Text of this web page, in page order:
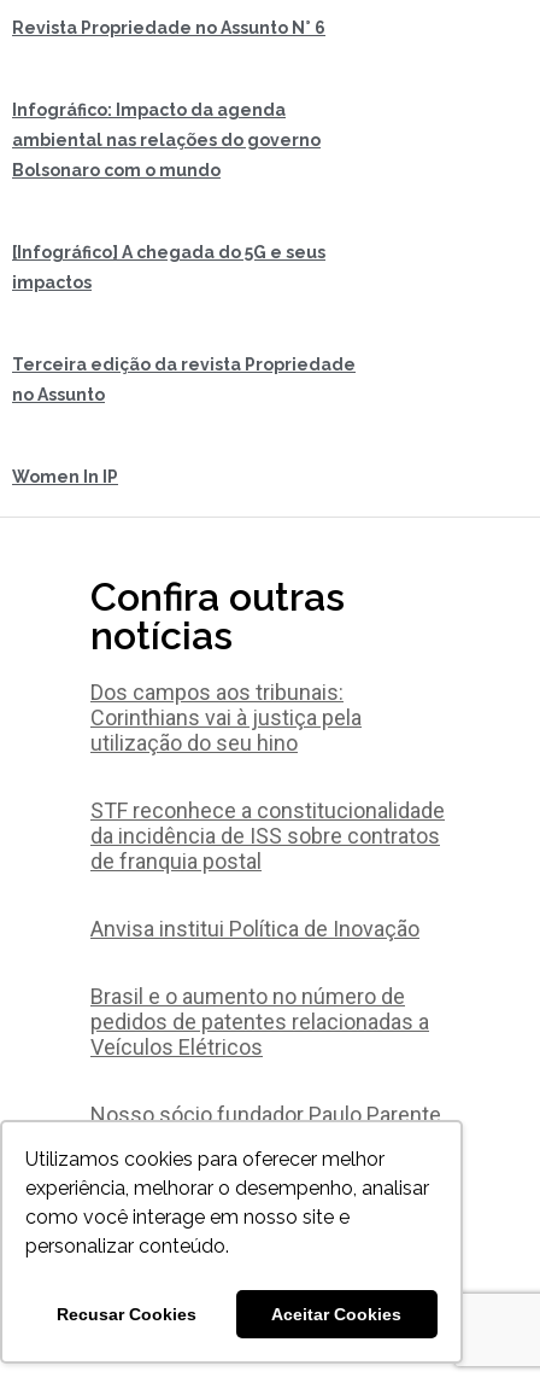
Utilizamos cookies para oferecer melhor
experiência, melhorar o desempenho, analisar
como você interage em nosso site e
personalizar conteúdo.
Recusar Cookies Aceitar Cookies
Revista Propriedade no Assunto N° 6
Infográfico: Impacto da agenda
ambiental nas relações do governo
Bolsonaro com o mundo
[Infográfico] A chegada do 5G e seus
impactos
Terceira edição da revista Propriedade
no Assunto
Women In IP
Confira outras
notícias
Dos campos aos tribunais:
Corinthians vai à justiça pela
utilização do seu hino
STF reconhece a constitucionalidade
da incidência de ISS sobre contratos
de franquia postal
Anvisa institui Política de Inovação
Brasil e o aumento no número de
pedidos de patentes relacionadas a
Veículos Elétricos
Nosso sócio fundador Paulo Parente
Procurador da ABPI Associação
Brasileira da Propriedade Intelectual,
para o biênio 2023-2024.
1ª vez em 9 meses